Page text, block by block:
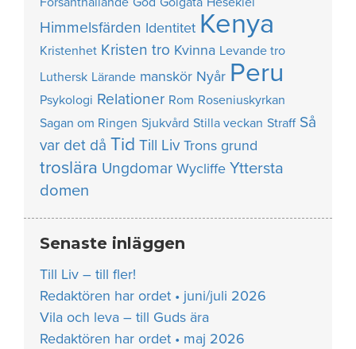
Himmelsfärden Identitet Kenya
Kristenhet Kristen tro Kvinna Levande tro
Luthersk Lärande manskör Nyår Peru
Psykologi Relationer Rom Roseniuskyrkan
Sagan om Ringen Sjukvård Stilla veckan Straff Så
var det då Tid Till Liv Trons grund
troslära Ungdomar Wycliffe Yttersta
domen
Senaste inläggen
Till Liv – till fler!
Redaktören har ordet • juni/juli 2026
Vila och leva – till Guds ära
Redaktören har ordet • maj 2026